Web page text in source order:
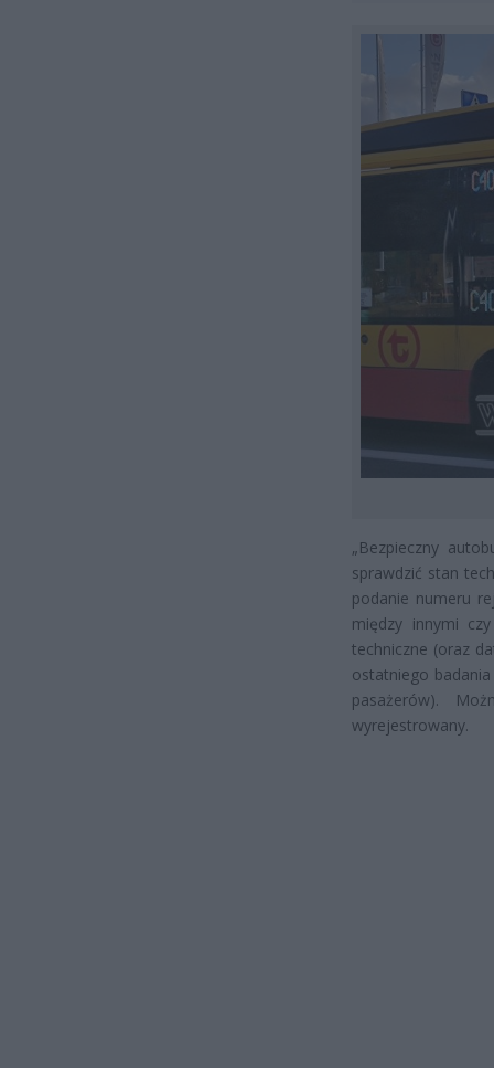
„Bezpieczny
sprawdzić stan
podanie numeru
między innymi
techniczne (oraz
ostatniego
pasażerów).
wyrejestrowany.